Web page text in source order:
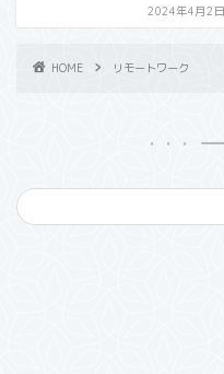
2024年4月2日
HOME リモートワーク